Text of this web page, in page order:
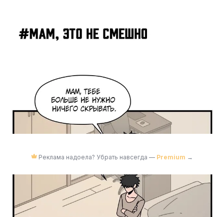
Реклама надоела? Убрать навсегда — Premium →